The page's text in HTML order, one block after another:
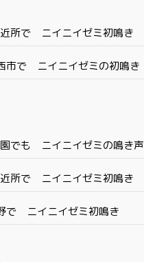
所で ニイニイゼミ初鳴き
で ニイニイゼミの初鳴き
でも ニイニイゼミの鳴き声
所で ニイニイゼミ初鳴き
で ニイニイゼミ初鳴き